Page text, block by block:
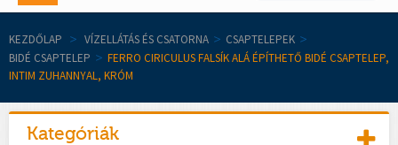
navigation
KEZDŐLAP > VÍZELLÁTÁS ÉS CSATORNA > CSAPTELEPEK >
BIDÉ CSAPTELEP > FERRO CIRICULUS FALSÍK ALÁ ÉPÍTHETŐ BIDÉ CSAPTELEP,
INTIM ZUHANNYAL, KRÓM
Kategóriák